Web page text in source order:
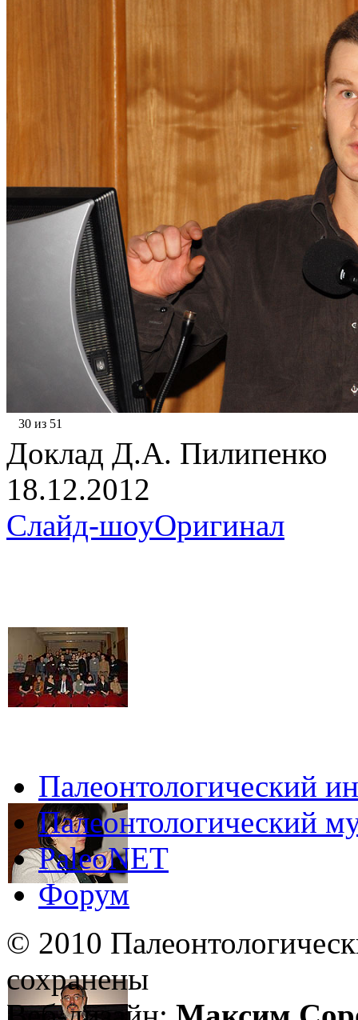
30 из 51
Доклад Д.А. Пилипенко
18.12.2012
Слайд-шоуОригинал
Палеонтологический
Палеонтологический
PaleoNET
Форум
© 2010
сохранены